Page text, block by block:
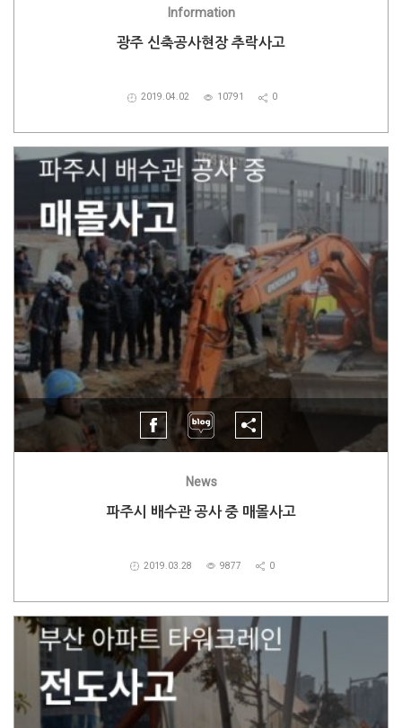
Information
광주 신축공사현장 추락사고
2019.04.02 10791 0
News
파주시 배수관 공사 중 매몰사고
2019.03.28 9877 0